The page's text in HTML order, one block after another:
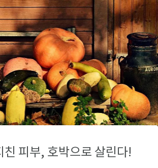
친 피부, 호박으로 살린다!